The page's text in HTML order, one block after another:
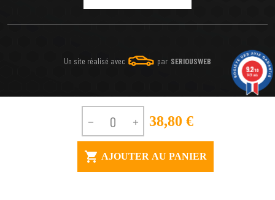
  38,80 €
 AJOUTER AU PANIER
Un site réalisé avec par SERIOUSWEB
9.2/10
1491 avis